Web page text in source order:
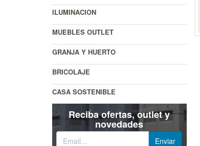
ILUMINACION
MUEBLES OUTLET
GRANJA Y HUERTO
BRICOLAJE
CASA SOSTENIBLE
Reciba ofertas, outlet y
novedades